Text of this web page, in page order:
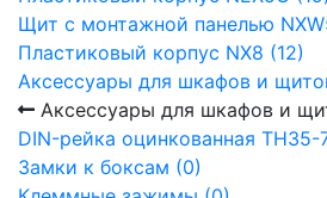
Щит с монтажной панелью
Пластиковый корпус NX8 (12)
Аксессуары для шкафов и
Аксессуары для шкафов и
DIN-рейка оцинкованная TH35-
Замки к боксам (0)